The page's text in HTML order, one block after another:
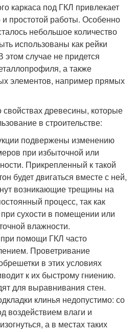
каркаса под ГКЛ привлекает
простотой работы. Особенно
небольшое количество
использованы как рейки
этом случае не придется
а также
элементов, например прямых
свойствах древесины, которые
в строительстве:
подвержены изменению
при избыточной или
Прикрепленный к такой
будет двигаться вместе с ней,
возникающие трещины на
процесс, так как
сухости в помещении или
влажности.
помощи ГКЛ часто
Проветривание
в этих условиях
к их быстрому гниению.
для выравнивания стен.
клинья недопустимо: со
воздействием влаги и
а в местах таких